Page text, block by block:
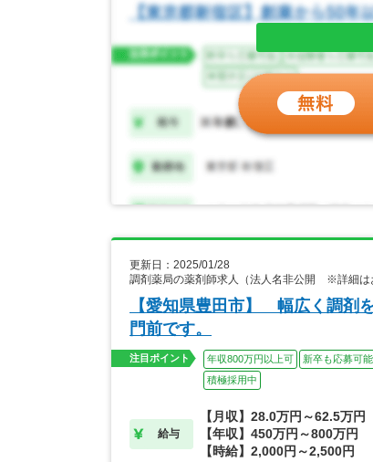
更新日：2025/01/28
調剤薬局の薬剤師求人（法人名非公開 ※詳細は
【愛知県豊田市】 幅広く調剤
門前です。
注目ポイント 年収800万円以上可 新卒も応募可能
積極採用中
給与
【月収】28.0万円～62.5万円
【年収】450万円～800万円
【時給】2,000円～2,500円